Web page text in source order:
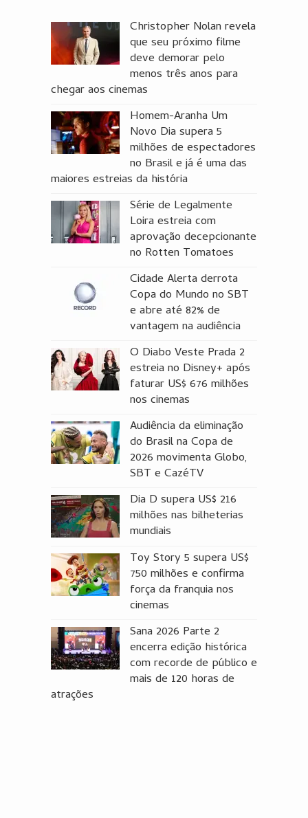
Christopher Nolan revela
que seu próximo filme
deve demorar pelo
menos três anos para
chegar aos cinemas
Homem-Aranha Um
Novo Dia supera 5
milhões de espectadores
no Brasil e já é uma das
maiores estreias da história
Série de Legalmente
Loira estreia com
aprovação decepcionante
no Rotten Tomatoes
Cidade Alerta derrota
Copa do Mundo no SBT
e abre até 82% de
vantagem na audiência
O Diabo Veste Prada 2
estreia no Disney+ após
faturar US$ 676 milhões
nos cinemas
Audiência da eliminação
do Brasil na Copa de
2026 movimenta Globo,
SBT e CazéTV
Dia D supera US$ 216
milhões nas bilheterias
mundiais
Toy Story 5 supera US$
750 milhões e confirma
força da franquia nos
cinemas
Sana 2026 Parte 2
encerra edição histórica
com recorde de público e
mais de 120 horas de
atrações